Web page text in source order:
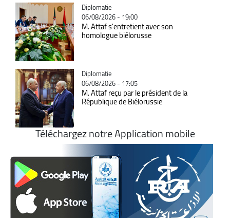
Catégorie
Diplomatie
06/08/2026 - 19:00
M. Attaf s'entretient avec son
homologue biélorusse
Catégorie
Diplomatie
06/08/2026 - 17:05
M. Attaf reçu par le président de la
République de Biélorussie
Téléchargez notre Application mobile